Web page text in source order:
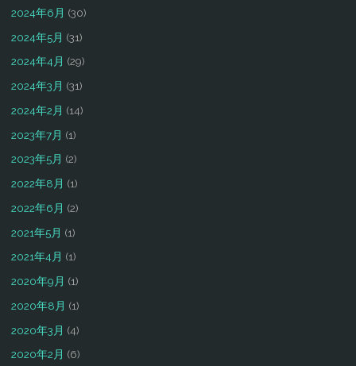
2024年6月 (30)
2024年5月 (31)
2024年4月 (29)
2024年3月 (31)
2024年2月 (14)
2023年7月 (1)
2023年5月 (2)
2022年8月 (1)
2022年6月 (2)
2021年5月 (1)
2021年4月 (1)
2020年9月 (1)
2020年8月 (1)
2020年3月 (4)
2020年2月 (6)